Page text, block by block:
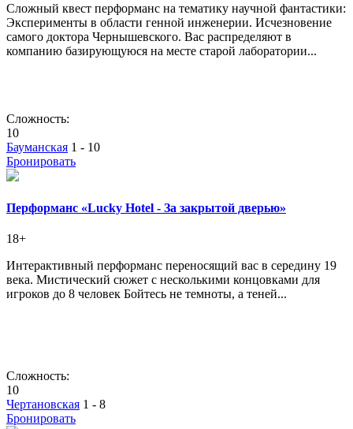
Сложный квест перформанс на тематику научной фантастики:
Эксперименты в области генной инженерии. Исчезновение
самого доктора Чернышевского. Вас распределяют в
компанию базирующуюся на месте старой лаборатории...
Сложность:
10
Бауманская 1 - 10
Бронировать
Перформанс «Lucky Hotel - За закрытой дверью»
18+
Интерактивный перформанс переносящий вас в середину 19
века. Мистический сюжет с несколькими концовками для
игроков до 8 человек Бойтесь не темноты, а теней...
Сложность:
10
Чертановская 1 - 8
Бронировать